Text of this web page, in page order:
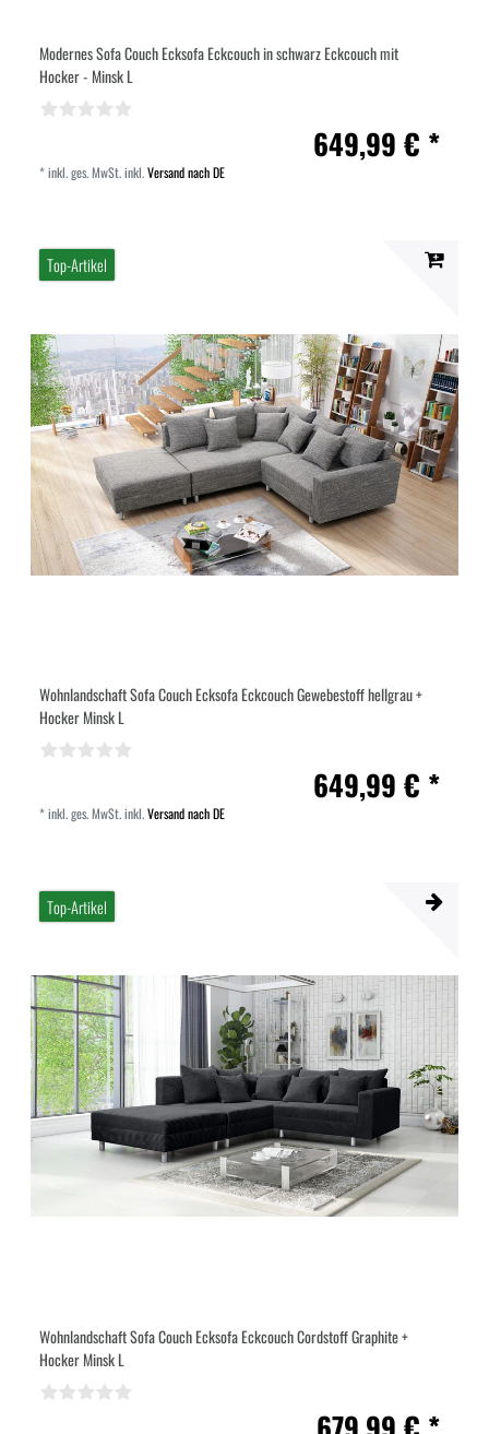
Modernes Sofa Couch Ecksofa Eckcouch in schwarz Eckcouch mit
Hocker - Minsk L
649,99 € *
*inkl. ges. MwSt.inkl.Versand nach DE
Top-Artikel
Wohnlandschaft Sofa Couch Ecksofa Eckcouch Gewebestoff hellgrau +
Hocker Minsk L
649,99 € *
*inkl. ges. MwSt.inkl.Versand nach DE
Top-Artikel
Wohnlandschaft Sofa Couch Ecksofa Eckcouch Cordstoff Graphite +
Hocker Minsk L